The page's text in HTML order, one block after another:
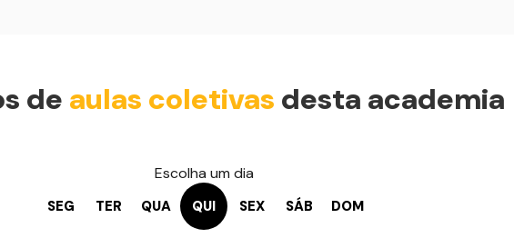
de aulas coletivas desta academia
Escolha um dia
SEG TER QUA QUI SEX SÁB DOM